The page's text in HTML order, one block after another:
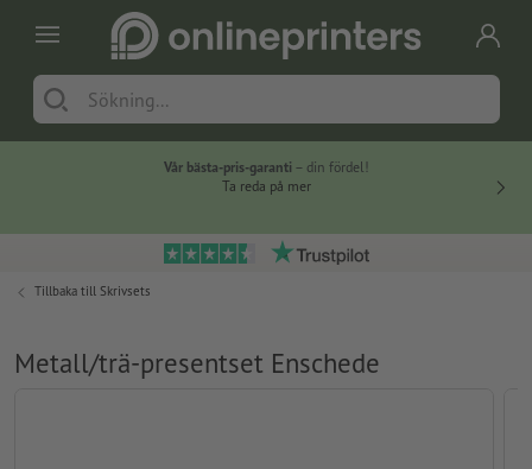
Vår bästa-pris-garanti – din fördel!
Ta reda på mer
Tillbaka till Skrivsets
Metall/trä-presentset Enschede